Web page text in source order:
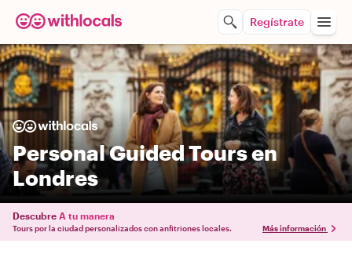
Regístrate
Personal Guided Tours en
Londres
Descubre A tu manera
Tours por la ciudad personalizados con anfitriones locales. Más información